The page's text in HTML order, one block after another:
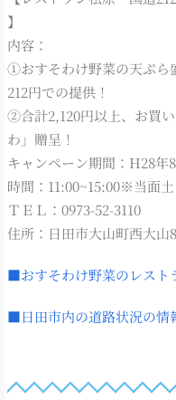
】
内容：
①おすそわけ野菜の天ぷら
212円での提供！
②合計2,120円以上、お買
わ」贈呈！
キャンペーン期間：H28年
時間：11:00~15:00※当面
ＴＥＬ：0973-52-3110
住所：日田市大山町西大山
■おすそわけ野菜のレスト
■日田市内の道路状況の情